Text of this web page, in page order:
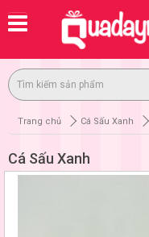
Trang chủ Cá Sấu Xanh
Cá Sấu Xanh